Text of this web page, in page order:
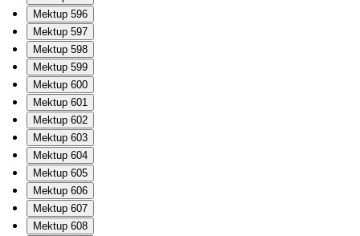
Mektup 596
Mektup 597
Mektup 598
Mektup 599
Mektup 600
Mektup 601
Mektup 602
Mektup 603
Mektup 604
Mektup 605
Mektup 606
Mektup 607
Mektup 608